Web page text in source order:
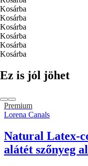
Kosárba
Kosárba
Kosárba
Kosárba
Kosárba
Kosárba
Ez is jól jöhet
Premium
Lorena Canals
Natural Latex-
alátét szőnyeg